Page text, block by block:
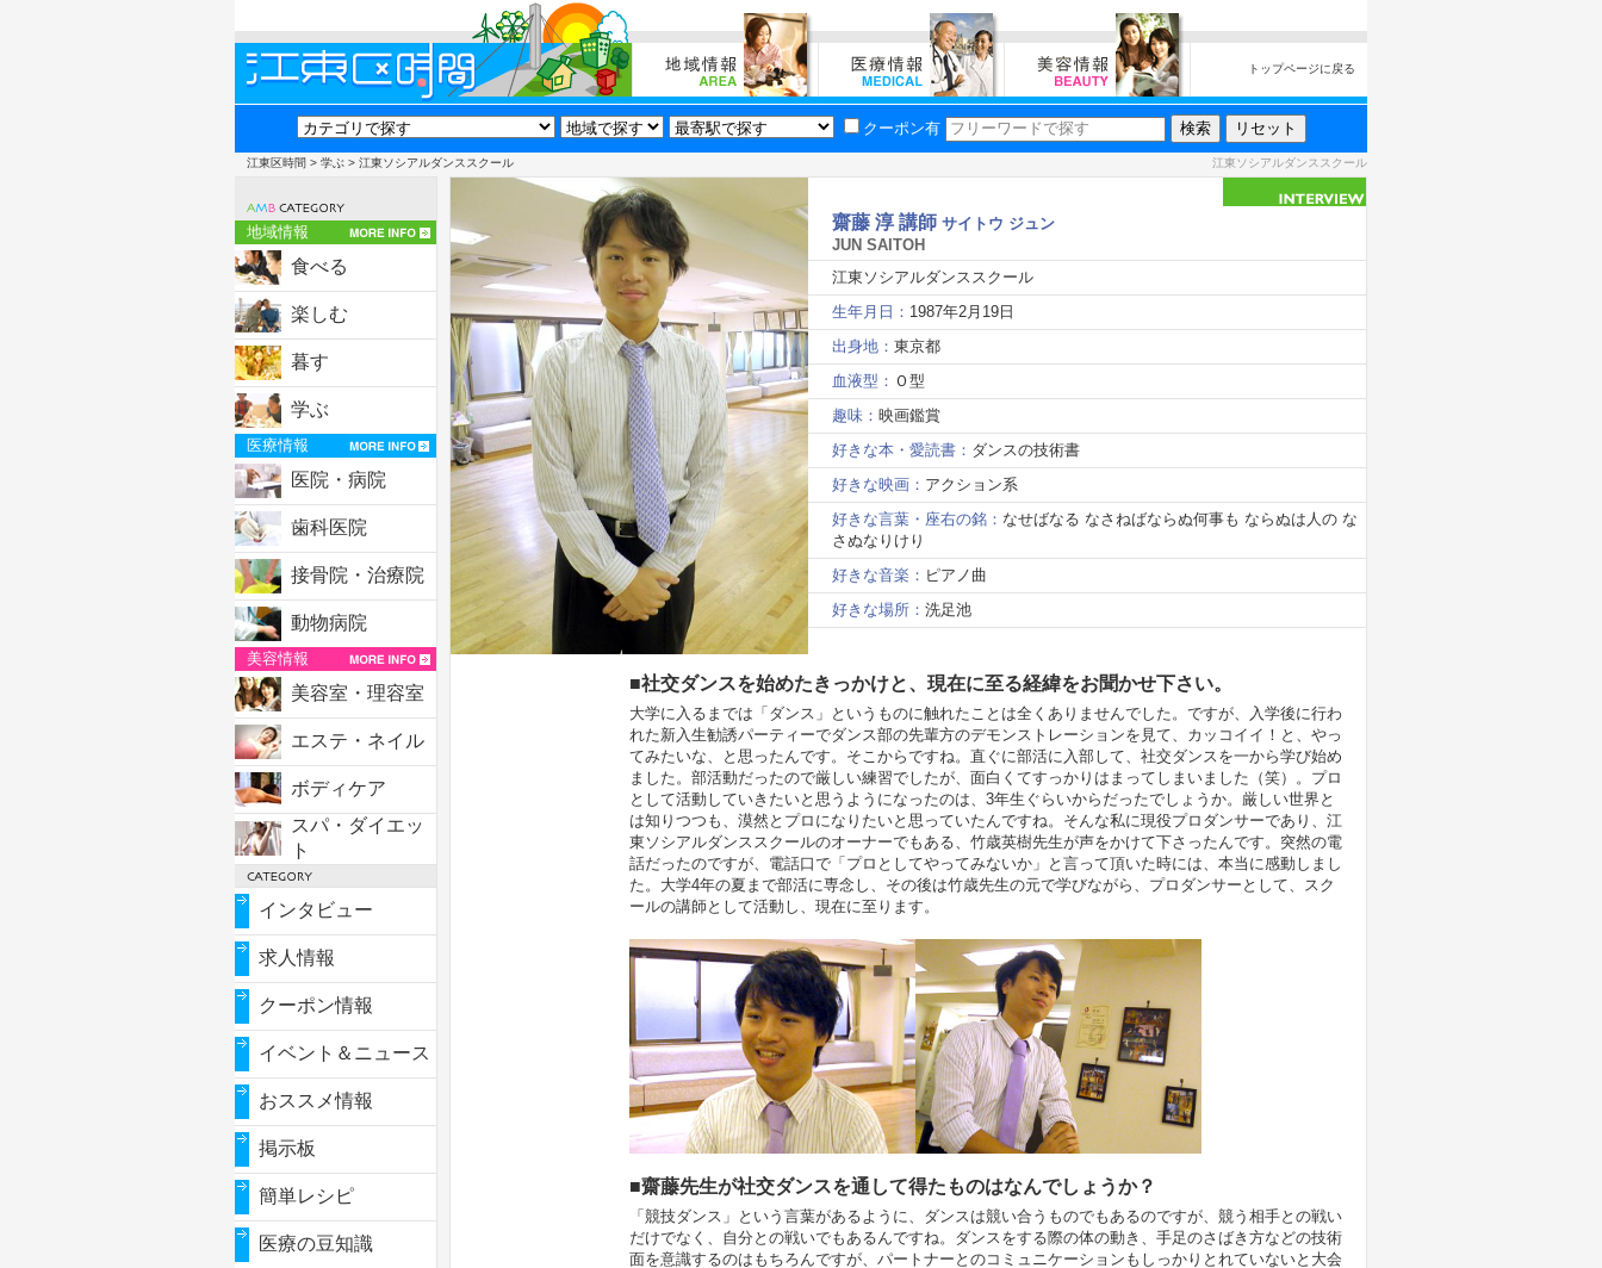
トップページに戻る
クーポン有
江東区時間 > 学ぶ > 江東ソシアルダンススクール 江東ソシアルダンススクール
地域情報
食べる
楽しむ
暮す
学ぶ
医療情報
医院・病院
歯科医院
接骨院・治療院
動物病院
美容情報
美容室・理容室
エステ・ネイル
ボディケア
スパ・ダイエッ
ト
インタビュー
求人情報
クーポン情報
イベント＆ニュース
おススメ情報
掲示板
簡単レシピ
医療の豆知識
齋藤 淳 講師 サイトウ ジュン
JUN SAITOH
江東ソシアルダンススクール
生年月日： 1987年2月19日
出身地： 東京都
血液型： Ｏ型
趣味： 映画鑑賞
好きな本・愛読書： ダンスの技術書
好きな映画： アクション系
好きな言葉・座右の銘： なせばなる なさねばならぬ何事も ならぬは人の な
さぬなりけり
好きな音楽： ピアノ曲
好きな場所： 洗足池
■社交ダンスを始めたきっかけと、現在に至る経緯をお聞かせ下さい。
大学に入るまでは「ダンス」というものに触れたことは全くありませんでした。ですが、入学後に行わ
れた新入生勧誘パーティーでダンス部の先輩方のデモンストレーションを見て、カッコイイ！と、やっ
てみたいな、と思ったんです。そこからですね。直ぐに部活に入部して、社交ダンスを一から学び始め
ました。部活動だったので厳しい練習でしたが、面白くてすっかりはまってしまいました（笑）。プロ
として活動していきたいと思うようになったのは、3年生ぐらいからだったでしょうか。厳しい世界と
は知りつつも、漠然とプロになりたいと思っていたんですね。そんな私に現役プロダンサーであり、江
東ソシアルダンススクールのオーナーでもある、竹歳英樹先生が声をかけて下さったんです。突然の電
話だったのですが、電話口で「プロとしてやってみないか」と言って頂いた時には、本当に感動しまし
た。大学4年の夏まで部活に専念し、その後は竹歳先生の元で学びながら、プロダンサーとして、スク
ールの講師として活動し、現在に至ります。
■齋藤先生が社交ダンスを通して得たものはなんでしょうか？
「競技ダンス」という言葉があるように、ダンスは競い合うものでもあるのですが、競う相手との戦い
だけでなく、自分との戦いでもあるんですね。ダンスをする際の体の動き、手足のさばき方などの技術
面を意識するのはもちろんですが、パートナーとのコミュニケーションもしっかりとれていないと大会